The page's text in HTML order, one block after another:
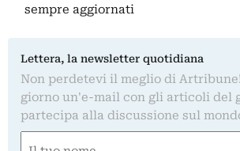
sempre aggiornati
Lettera, la newsletter quotidiana
Non perdetevi il meglio di
giorno un'e-mail con gli articoli del
partecipa alla discussione sul